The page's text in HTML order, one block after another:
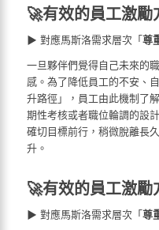
🚀有效的員工激
▶ 對應馬斯洛需求層次「尊
一旦夥伴們覺得自己未來的
感。為了降低員工的不安、
升路徑」，員工由此機制了
期性考核或者職位輪調的設
確切目標前行，稍微脫離長
升。
🚀有效的員工激
▶ 對應馬斯洛需求層次「尊